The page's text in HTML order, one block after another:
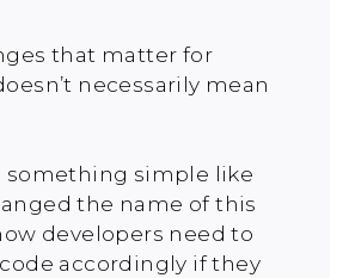
that matter for
necessarily mean
something simple like
the name of this
developers need to
accordingly if they